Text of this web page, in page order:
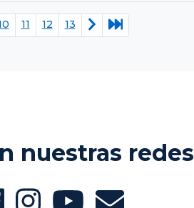
11 12 13
nuestras redes